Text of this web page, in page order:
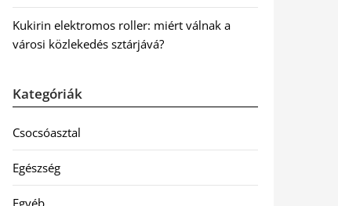
Kukirin elektromos roller: miért válnak a
városi közlekedés sztárjává?
Kategóriák
Csocsóasztal
Egészség
Egyéb